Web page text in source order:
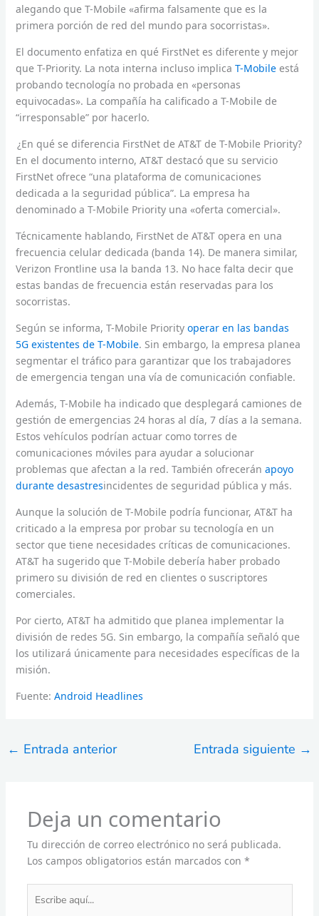
alegando que T-Mobile «afirma falsamente que es la
primera porción de red del mundo para socorristas».
El documento enfatiza en qué FirstNet es diferente y mejor
que T-Priority. La nota interna incluso implica T-Mobileestá
probando tecnología no probada en «personas
equivocadas». La compañía ha calificado a T-Mobile de
“irresponsable” por hacerlo.
¿En qué se diferencia FirstNet de AT&T de T-Mobile Priority?
En el documento interno, AT&T destacó que su servicio
FirstNet ofrece “una plataforma de comunicaciones
dedicada a la seguridad pública”. La empresa ha
denominado a T-Mobile Priority una «oferta comercial».
Técnicamente hablando, FirstNet de AT&T opera en una
frecuencia celular dedicada (banda 14). De manera similar,
Verizon Frontline usa la banda 13. No hace falta decir que
estas bandas de frecuencia están reservadas para los
socorristas.
Según se informa, T-Mobile Priority operar en las bandas
5G existentes de T-Mobile. Sin embargo, la empresa planea
segmentar el tráfico para garantizar que los trabajadores
de emergencia tengan una vía de comunicación confiable.
Además, T-Mobile ha indicado que desplegará camiones de
gestión de emergencias 24 horas al día, 7 días a la semana.
Estos vehículos podrían actuar como torres de
comunicaciones móviles para ayudar a solucionar
problemas que afectan a la red. También ofrecerán apoyo
durante desastresincidentes de seguridad pública y más.
Aunque la solución de T-Mobile podría funcionar, AT&T ha
criticado a la empresa por probar su tecnología en un
sector que tiene necesidades críticas de comunicaciones.
AT&T ha sugerido que T-Mobile debería haber probado
primero su división de red en clientes o suscriptores
comerciales.
Por cierto, AT&T ha admitido que planea implementar la
división de redes 5G. Sin embargo, la compañía señaló que
los utilizará únicamente para necesidades específicas de la
misión.
Fuente: Android Headlines
← Entrada anterior Entrada siguiente →
Deja un comentario
Tu dirección de correo electrónico no será publicada.
Los campos obligatorios están marcados con *
aquí...